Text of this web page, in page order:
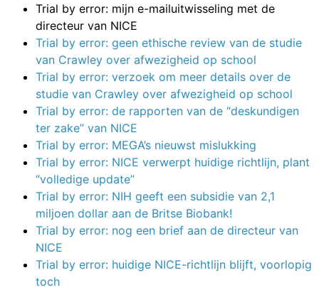
Trial by error: mijn e-mailuitwisseling met de
directeur van NICE
Trial by error: geen ethische review van de studie
van Crawley over afwezigheid op school
Trial by error: verzoek om meer details over de
studie van Crawley over afwezigheid op school
Trial by error: de rapporten van de “deskundigen
ter zake” van NICE
Trial by error: MEGA’s nieuwst mislukking
Trial by error: NICE verwerpt huidige richtlijn, plant
“volledige update”
Trial by error: NIH geeft een subsidie van 2,1
miljoen dollar aan de Britse Biobank!
Trial by error: nog een brief aan de directeur van
NICE
Trial by error: huidige NICE-richtlijn blijft, voorlopig
toch